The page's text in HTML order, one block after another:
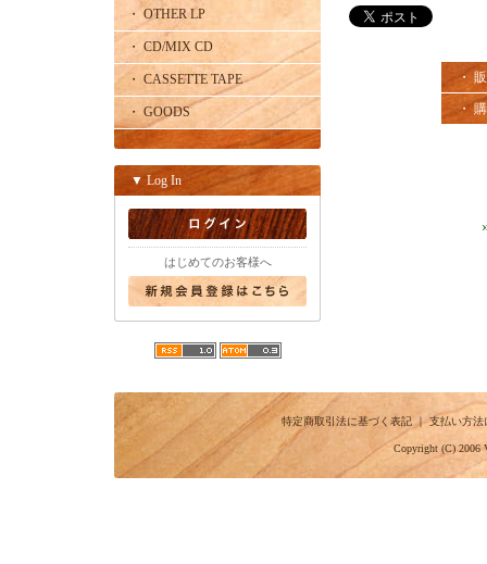
・ OTHER LP
・ CD/MIX CD
・ CASSETTE TAPE
・ GOODS
▼ Log In
はじめてのお客様へ
・
・
特定商取引法に基づく表記｜支払い方法
Copyright (C) 2006